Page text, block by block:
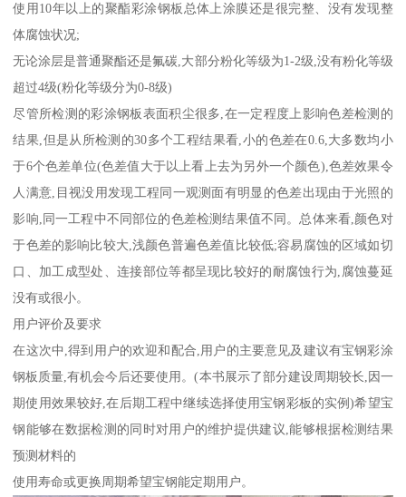
使用10年以上的聚酯彩涂钢板总体上涂膜还是很完整、没有发现整
体腐蚀状况;
无论涂层是普通聚酯还是氟碳,大部分粉化等级为1-2级,没有粉化等级
超过4级(粉化等级分为0-8级)
尽管所检测的彩涂钢板表面积尘很多,在一定程度上影响色差检测的
结果,但是从所检测的30多个工程结果看,小的色差在0.6,大多数均小
于6个色差单位(色差值大于以上看上去为另外一个颜色),色差效果令
人满意,目视没用发现工程同一观测面有明显的色差出现由于光照的
影响,同一工程中不同部位的色差检测结果值不同。总体来看,颜色对
于色差的影响比较大,浅颜色普遍色差值比较低;容易腐蚀的区域如切
口、加工成型处、连接部位等都呈现比较好的耐腐蚀行为,腐蚀蔓延
没有或很小。
用户评价及要求
在这次中,得到用户的欢迎和配合,用户的主要意见及建议有宝钢彩涂
钢板质量,有机会今后还要使用。(本书展示了部分建设周期较长,因一
期使用效果较好,在后期工程中继续选择使用宝钢彩板的实例)希望宝
钢能够在数据检测的同时对用户的维护提供建议,能够根据检测结果
预测材料的
使用寿命或更换周期希望宝钢能定期用户。